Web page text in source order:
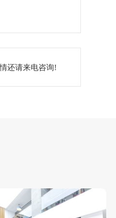
还请来电咨询!